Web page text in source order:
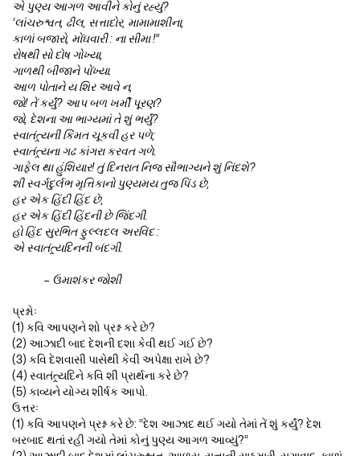
એ પુણ્ય આગળ આવીને કોનું રહ્યું?
‘લાંચરુશ્વત, ઢીલ, સત્તાદોર, મામામાશીના,
કાળાં બજારો, મોંઘવારી : ના સીમા !”
રોષથી સો દોષ ગોખ્યા,
ગાળથી બીજાને પોંખ્યા.
આળ પોતાને ય શિર આવે ન,
જો! તેં કર્યું? આપ બળ ખર્મી પૂરણ?
જો, દેશના આ ભાગ્યમાં તે શું ભર્યું?
સ્વાતંત્ર્યની કિંમત ચૂકવી હર પળે;
સ્વાતંત્ર્યના ગઢ કાંગરા કરવત ગળે.
ગાફેલ થા હુંશિયાર! તું દિનરાત નિજ સૌભાગ્યને શું નિંદશે?
શી સ્વર્ગદુર્લભ મૃત્તિકાનો પુણ્યમય તુજ પિંડ છે,
હર એક હિંદી હિંદ છે,
હર એક હિંદી હિંદની છે જિંદગી.
હો હિંદ સુરભિત ફુલ્લદલ અરવિંદ :
એ સ્વાતંત્ર્યદિનની બંદગી.
– ઉમાશંકર જોશી
પ્રશ્નોઃ
(1) કવિ આપણને શો પ્રશ્ન કરે છે?
(2) આઝાદી બાદ દેશની દશા કેવી થઈ ગઈ છે?
(3) કવિ દેશવાસી પાસેથી કેવી અપેક્ષા રાખે છે?
(4) સ્વાતંત્ર્યદિને કવિ શી પ્રાર્થના કરે છે?
(5) કાવ્યને યોગ્ય શીર્ષક આપો.
ઉત્તરઃ
(1) કવિ આપણને પ્રશ્ન કરે છે: “દેશ આઝાદ થઈ ગયો તેમાં તેં શું કર્યું? દેશ
બરબાદ થતાં રહી ગયો તેમાં કોનું પુણ્ય આગળ આવ્યું?”